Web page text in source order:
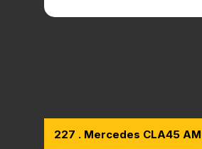
227 . Mercedes CLA45